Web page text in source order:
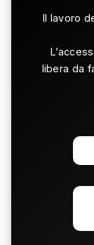
Il lavoro
libera da